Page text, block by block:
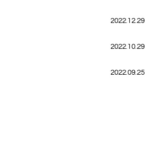
2022.12.29
2022.10.29
2022.09.25